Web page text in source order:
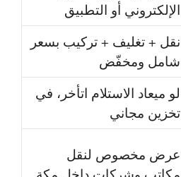
الإلكتروني أو التطبيق
نقل + تغليف + تركيب بسعر
شامل ومخفّض
لو ميعاد الاستلام اتأخر، في
تخزين مجاني
عرض مخصوص لنقل